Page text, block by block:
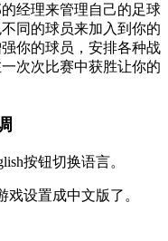
经理来管理自己的足球
同的球员来加入到你的
你的球员，安排各种战
次次比赛中获胜让你的
按钮切换语言。
设置成中文版了。